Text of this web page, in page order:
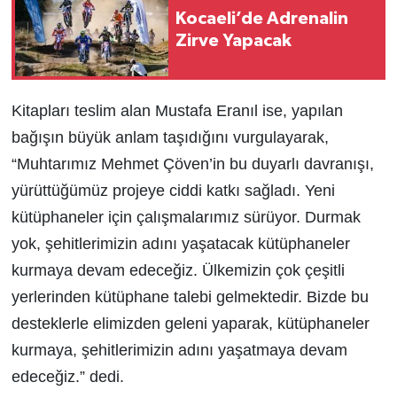
Kocaeli’de Adrenalin
Zirve Yapacak
Kitapları teslim alan Mustafa Eranıl ise, yapılan
bağışın büyük anlam taşıdığını vurgulayarak,
“Muhtarımız Mehmet Çöven’in bu duyarlı davranışı,
yürüttüğümüz projeye ciddi katkı sağladı. Yeni
kütüphaneler için çalışmalarımız sürüyor. Durmak
yok, şehitlerimizin adını yaşatacak kütüphaneler
kurmaya devam edeceğiz. Ülkemizin çok çeşitli
yerlerinden kütüphane talebi gelmektedir. Bizde bu
desteklerle elimizden geleni yaparak, kütüphaneler
kurmaya, şehitlerimizin adını yaşatmaya devam
edeceğiz.” dedi.